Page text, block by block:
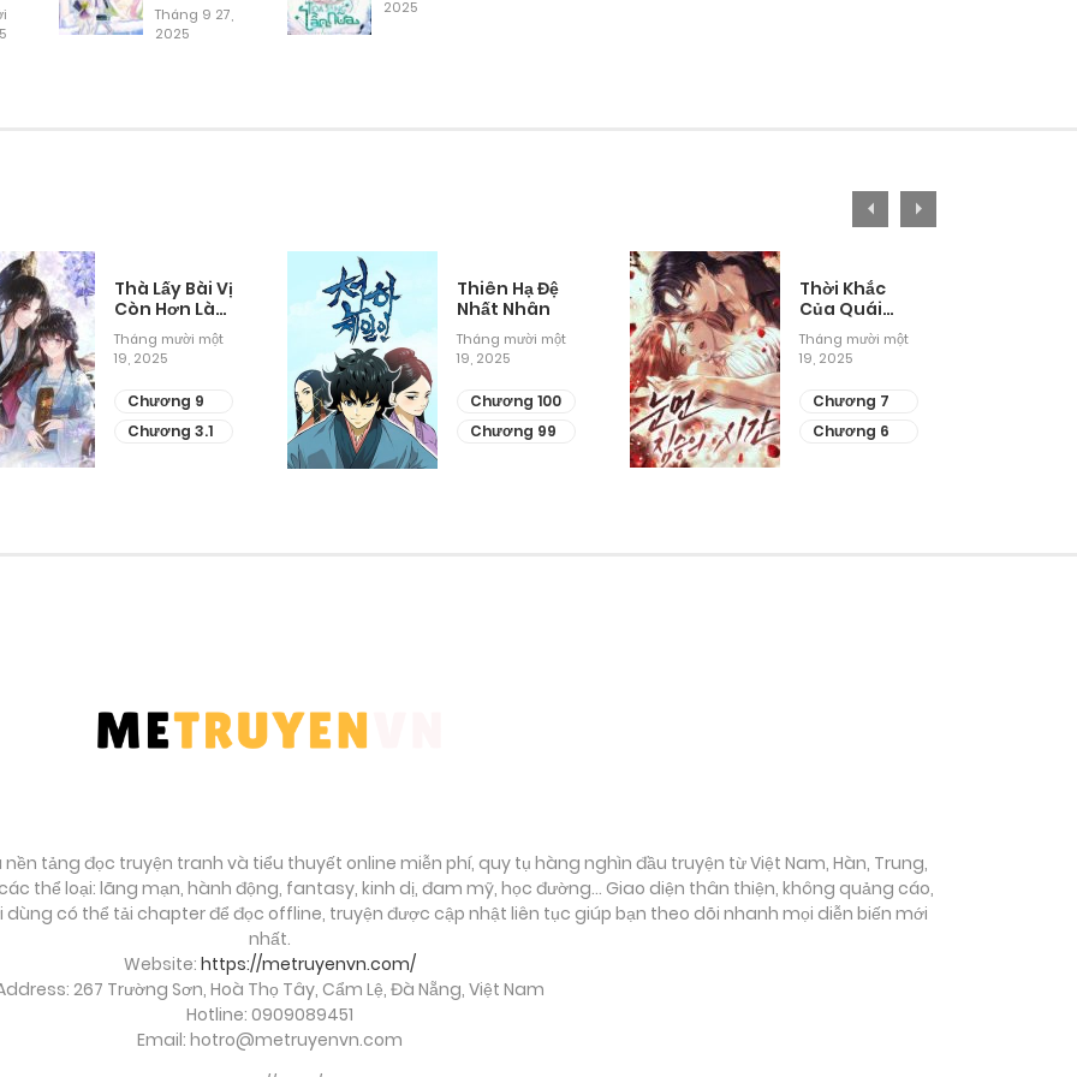
Tháng 9 29, 2025
Tháng 9 29, 2025
Tháng 9 29, 2025
Tháng 9 29, 2025
Tháng 9 29, 2025
Tháng 9 29, 2025
Rồng Nở
Hoa
Tháng 9 27,
2025
2025
Thà Lấy Bài Vị
Còn Hơn Làm
Thiếp
Tháng mười một
19, 2025
Chương 9
Chương 3.1
Thiên Hạ Đệ
Nhất Nhân
Tháng mười một
19, 2025
Chương 100
Chương 99
Thời Khắc
Của Quái
Thú Mù
Tháng mười một
19, 2025
Chương 7
Chương 6
nền tảng đọc truyện tranh và tiểu thuyết online miễn phí, quy tụ hàng nghìn đầu truyện từ Việt Nam, Hàn, Trung,
thể loại: lãng mạn, hành động, fantasy, kinh dị, đam mỹ, học đường… Giao diện thân thiện, không quảng cáo,
có thể tải chapter để đọc offline, truyện được cập nhật liên tục giúp bạn theo dõi nhanh mọi diễn biến mới
nhất.
Website: https://metruyenvn.com/
267 Trường Sơn, Hoà Thọ Tây, Cẩm Lệ, Đà Nẵng, Việt Nam
Hotline: 0909089451
Email: hotro@metruyenvn.com